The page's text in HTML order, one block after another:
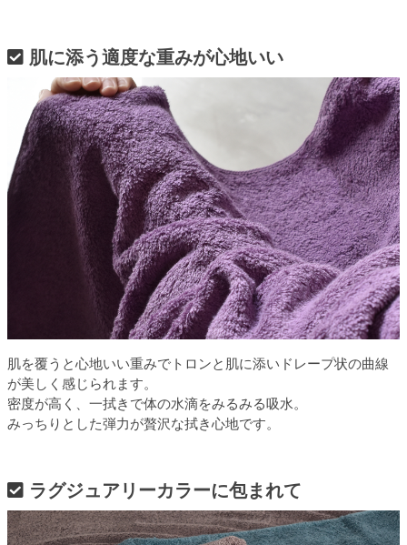
肌に添う適度な重みが心地いい
肌を覆うと心地いい重みでトロンと肌に添いドレープ状の曲線
が美しく感じられます。
密度が高く、一拭きで体の水滴をみるみる吸水。
みっちりとした弾力が贅沢な拭き心地です。
ラグジュアリーカラーに包まれて